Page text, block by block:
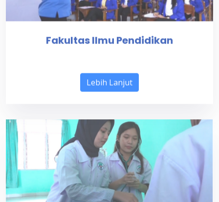
Fakultas Ilmu Pendidikan
Lebih Lanjut